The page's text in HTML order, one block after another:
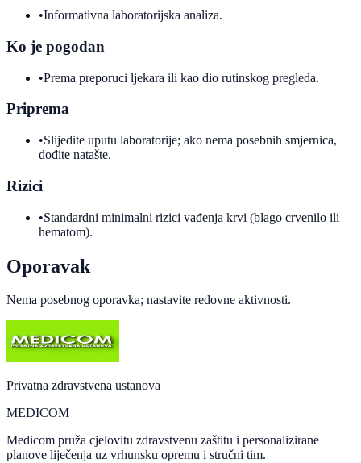
•Informativna laboratorijska analiza.
Ko je pogodan
•Prema preporuci ljekara ili kao dio rutinskog pregleda.
Priprema
•Slijedite uputu laboratorije; ako nema posebnih smjernica,
dođite natašte.
Rizici
•Standardni minimalni rizici vađenja krvi (blago crvenilo ili
hematom).
Oporavak
Nema posebnog oporavka; nastavite redovne aktivnosti.
Privatna zdravstvena ustanova
MEDICOM
Medicom pruža cjelovitu zdravstvenu zaštitu i personalizirane
planove liječenja uz vrhunsku opremu i stručni tim.